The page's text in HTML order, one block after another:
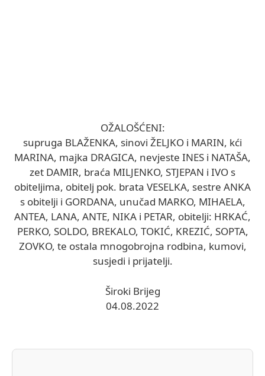
OŽALOŠĆENI:
supruga BLAŽENKA, sinovi ŽELJKO i MARIN, kći
MARINA, majka DRAGICA, nevjeste INES i NATAŠA,
zet DAMIR, braća MILJENKO, STJEPAN i IVO s
obiteljima, obitelj pok. brata VESELKA, sestre ANKA
s obitelji i GORDANA, unučad MARKO, MIHAELA,
ANTEA, LANA, ANTE, NIKA i PETAR, obitelji: HRKAĆ,
PERKO, SOLDO, BREKALO, TOKIĆ, KREZIĆ, SOPTA,
ZOVKO, te ostala mnogobrojna rodbina, kumovi,
susjedi i prijatelji.
Široki Brijeg
04.08.2022